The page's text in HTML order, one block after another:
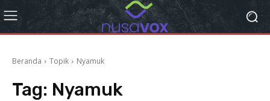
Beranda Topik Nyamuk
Tag: Nyamuk